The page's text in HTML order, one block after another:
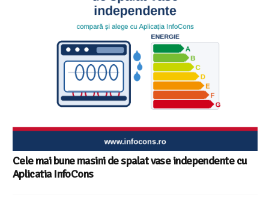
Cele mai bune masini de spalat vase independente cu
Aplicatia InfoCons